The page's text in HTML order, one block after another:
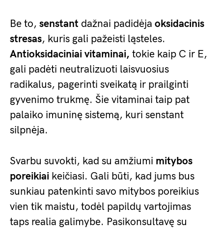
Be to, senstant dažnai padidėja oksidacinis
stresas, kuris gali pažeisti ląsteles.
Antioksidaciniai vitaminai, tokie kaip C ir E,
gali padėti neutralizuoti laisvuosius
radikalus, pagerinti sveikatą ir prailginti
gyvenimo trukmę. Šie vitaminai taip pat
palaiko imuninę sistemą, kuri senstant
silpnėja.
Svarbu suvokti, kad su amžiumi mitybos
poreikiai keičiasi. Gali būti, kad jums bus
sunkiau patenkinti savo mitybos poreikius
vien tik maistu, todėl papildų vartojimas
taps realia galimybe. Pasikonsultavę su